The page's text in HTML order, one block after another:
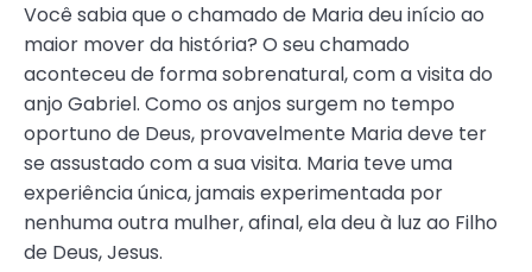
Você sabia que o chamado de Maria deu início ao
maior mover da história? O seu chamado
aconteceu de forma sobrenatural, com a visita do
anjo Gabriel. Como os anjos surgem no tempo
oportuno de Deus, provavelmente Maria deve ter
se assustado com a sua visita. Maria teve uma
experiência única, jamais experimentada por
nenhuma outra mulher, afinal, ela deu à luz ao Filho
de Deus, Jesus.